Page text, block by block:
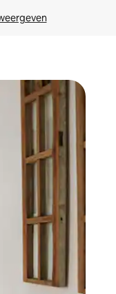
tikken of swipen.